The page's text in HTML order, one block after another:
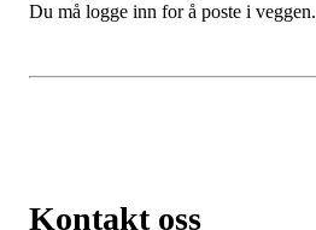
Du må logge inn for å poste i veggen.
Kontakt oss